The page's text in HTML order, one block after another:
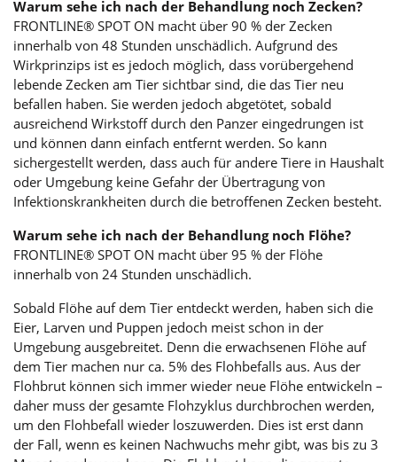
Warum sehe ich nach der Behandlung noch Zecken?
FRONTLINE® SPOT ON macht über 90 % der Zecken
innerhalb von 48 Stunden unschädlich. Aufgrund des
Wirkprinzips ist es jedoch möglich, dass vorübergehend
lebende Zecken am Tier sichtbar sind, die das Tier neu
befallen haben. Sie werden jedoch abgetötet, sobald
ausreichend Wirkstoff durch den Panzer eingedrungen ist
und können dann einfach entfernt werden. So kann
sichergestellt werden, dass auch für andere Tiere in Haushalt
oder Umgebung keine Gefahr der Übertragung von
Infektionskrankheiten durch die betroffenen Zecken besteht.
Warum sehe ich nach der Behandlung noch Flöhe?
FRONTLINE® SPOT ON macht über 95 % der Flöhe
innerhalb von 24 Stunden unschädlich.
Sobald Flöhe auf dem Tier entdeckt werden, haben sich die
Eier, Larven und Puppen jedoch meist schon in der
Umgebung ausgebreitet. Denn die erwachsenen Flöhe auf
dem Tier machen nur ca. 5% des Flohbefalls aus. Aus der
Flohbrut können sich immer wieder neue Flöhe entwickeln –
daher muss der gesamte Flohzyklus durchbrochen werden,
um den Flohbefall wieder loszuwerden. Dies ist erst dann
der Fall, wenn es keinen Nachwuchs mehr gibt, was bis zu 3